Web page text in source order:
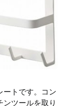
ートです。コン
ンツールを取り